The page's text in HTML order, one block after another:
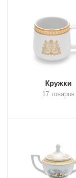
Кружки
17 товаров